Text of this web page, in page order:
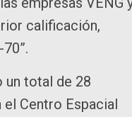
calificación,
un total de 28
Centro Espacial